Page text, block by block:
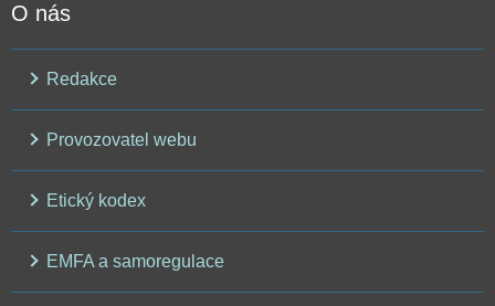
O nás
Redakce
Provozovatel webu
Etický kodex
EMFA a samoregulace